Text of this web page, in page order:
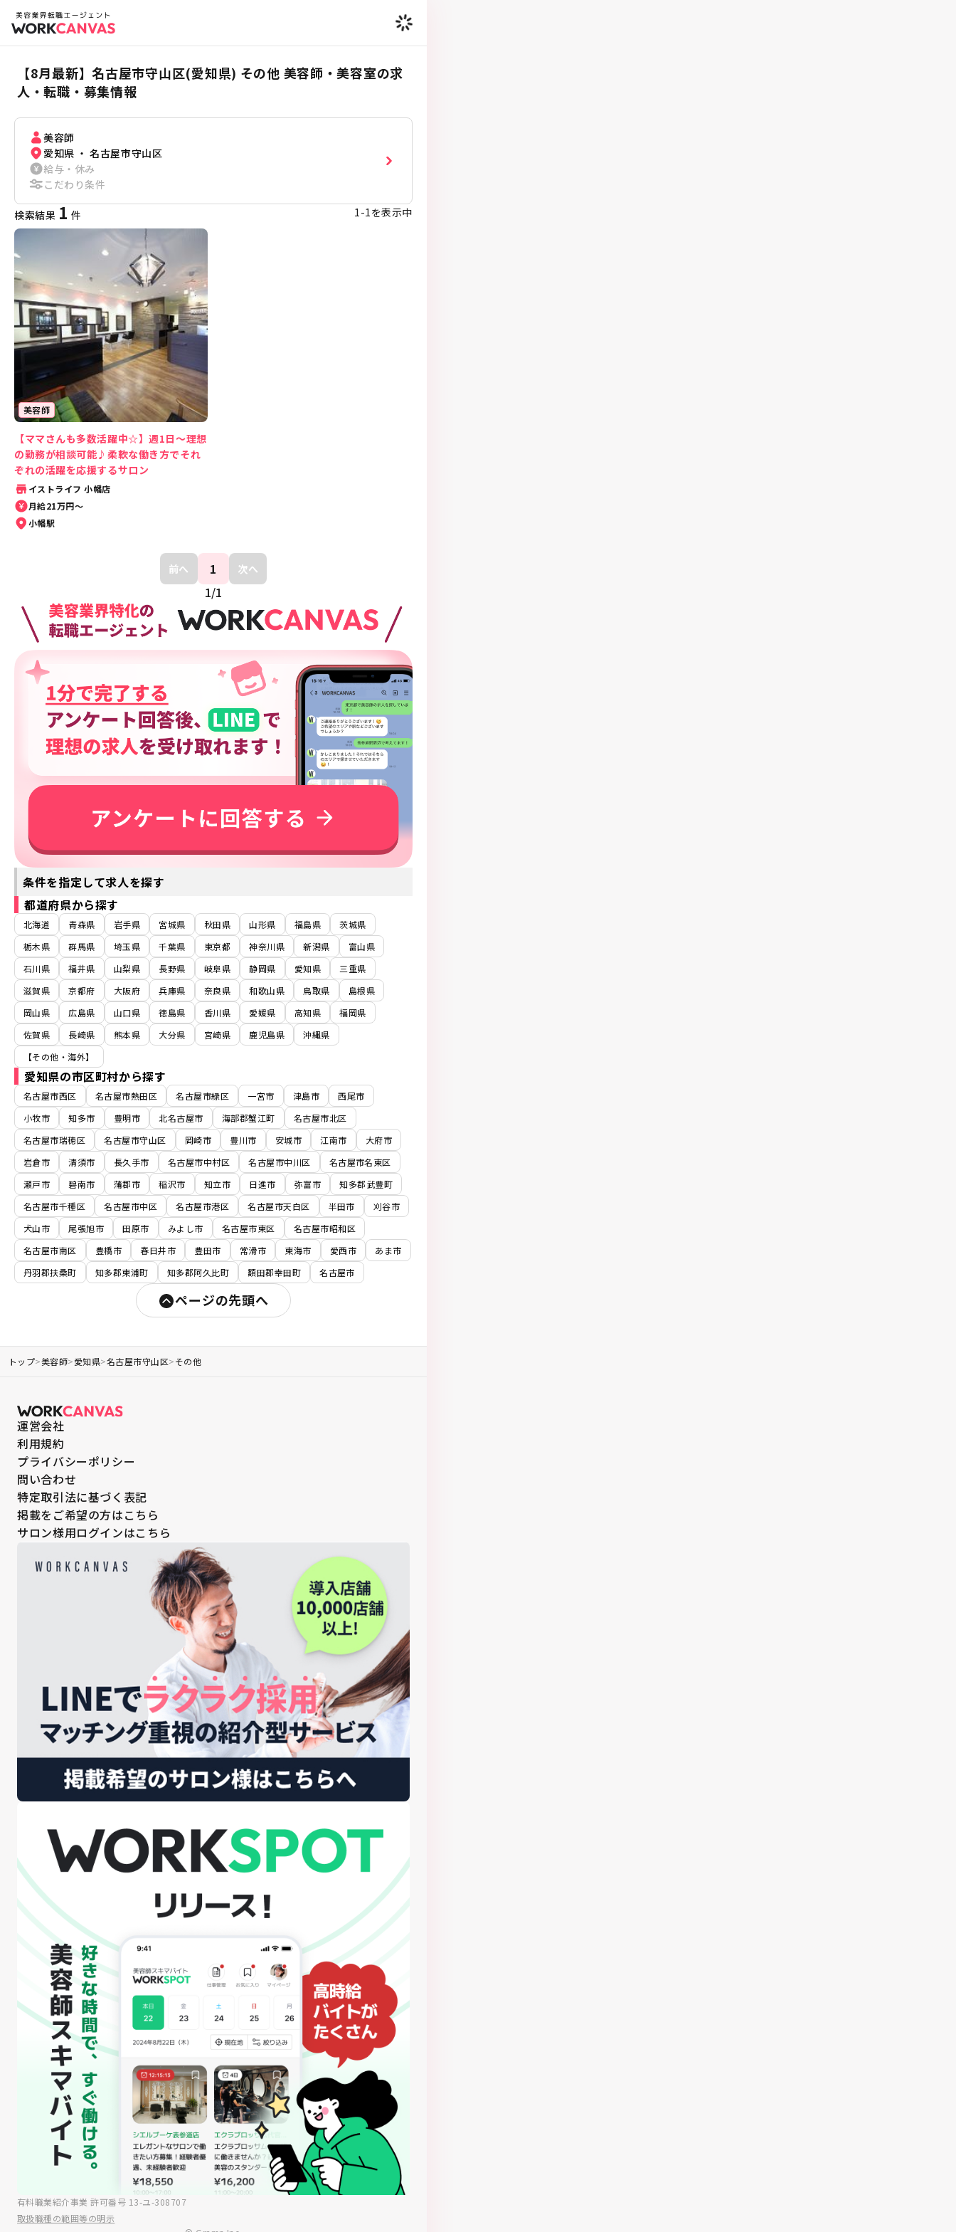
【8月最新】名古屋市守山区(愛知県) その他 美容師・美容室の求
人・転職・募集情報
美容師
愛知県 ・ 名古屋市守山区
給与・休み
こだわり条件
検索結果 1 件 1-1を表示中
美容師
【ママさんも多数活躍中☆】週1日〜理想
の勤務が相談可能♪柔軟な働き方でそれ
ぞれの活躍を応援するサロン
イストライフ 小幡店
月給21万円〜
小幡駅
前へ 1 次へ
1/1
条件を指定して求人を探す
都道府県から探す
北海道 青森県 岩手県 宮城県 秋田県 山形県 福島県
茨城県
栃木県
群馬県 埼玉県 千葉県 東京都 神奈川県 新潟県
富山県
石川県
福井県 山梨県 長野県 岐阜県 静岡県 愛知県
三重県
滋賀県
京都府 大阪府 兵庫県 奈良県 和歌山県 鳥取県
島根県
岡山県
広島県 山口県 徳島県 香川県 愛媛県 高知県
福岡県
佐賀県
長崎県 熊本県 大分県 宮崎県 鹿児島県
沖縄県
【その他・海外】
愛知県の市区町村から探す
名古屋市西区 名古屋市熱田区 名古屋市緑区 一宮市 津島市
西尾市
小牧市
知多市 豊明市 北名古屋市 海部郡蟹江町
名古屋市北区
名古屋市瑞穂区
名古屋市守山区 岡崎市 豊川市 安城市 江南市
大府市
岩倉市
清須市 長久手市 名古屋市中村区 名古屋市中川区
名古屋市名東区
瀬戸市
碧南市 蒲郡市 稲沢市 知立市 日進市 弥富市
知多郡武豊町
名古屋市千種区
名古屋市中区 名古屋市港区 名古屋市天白区 半田市
刈谷市
犬山市
尾張旭市 田原市 みよし市 名古屋市東区
名古屋市昭和区
名古屋市南区
豊橋市 春日井市 豊田市 常滑市 東海市 愛西市
あま市
丹羽郡扶桑町
知多郡東浦町 知多郡阿久比町 額田郡幸田町 名古屋市
ページの先頭へ
トップ>美容師>愛知県>名古屋市守山区>その他
運営会社
利用規約
プライバシーポリシー
問い合わせ
特定取引法に基づく表記
掲載をご希望の方はこちら
サロン様用ログインはこちら
有料職業紹介事業 許可番号 13-ユ-308707
取扱職種の範囲等の明示